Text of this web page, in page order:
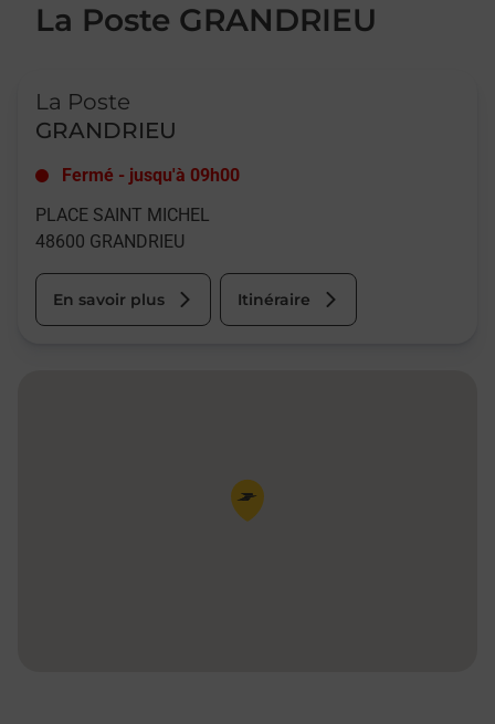
La Poste GRANDRIEU
La Poste
GRANDRIEU
Fermé - jusqu'à 09h00
PLACE SAINT MICHEL
48600 GRANDRIEU
En savoir plus Itinéraire
Pin de la carte